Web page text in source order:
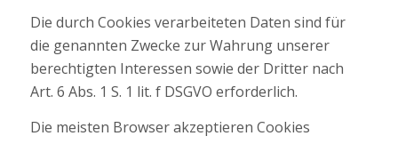
Die durch Cookies verarbeiteten Daten sind für
die genannten Zwecke zur Wahrung unserer
berechtigten Interessen sowie der Dritter nach
Art. 6 Abs. 1 S. 1 lit. f DSGVO erforderlich.
Die meisten Browser akzeptieren Cookies